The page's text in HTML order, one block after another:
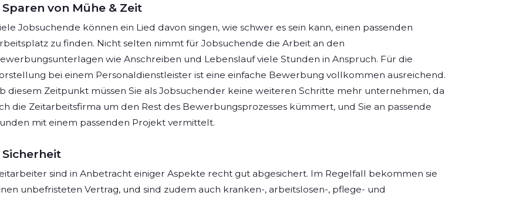
Sparen von Mühe & Zeit
Jobsuchende können ein Lied davon singen, wie schwer es sein kann, einen passenden
zu finden. Nicht selten nimmt für Jobsuchende die Arbeit an den
wie Anschreiben und Lebenslauf viele Stunden in Anspruch. Für die
bei einem Personaldienstleister ist eine einfache Bewerbung vollkommen ausreichend.
diesem Zeitpunkt müssen Sie als Jobsuchender keine weiteren Schritte mehr unternehmen, da
die Zeitarbeitsfirma um den Rest des Bewerbungsprozesses kümmert, und Sie an passende
mit einem passenden Projekt vermittelt.
Sicherheit
sind in Anbetracht einiger Aspekte recht gut abgesichert. Im Regelfall bekommen sie
unbefristeten Vertrag, und sind zudem auch kranken-, arbeitslosen-, pflege- und